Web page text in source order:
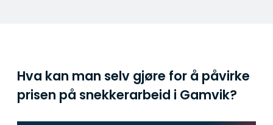
Hva kan man selv gjøre for å påvirke
prisen på snekkerarbeid i Gamvik?